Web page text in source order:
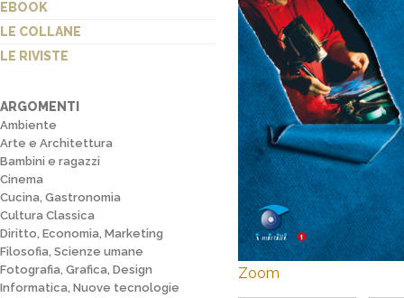
EBOOK
LE COLLANE
LE RIVISTE
ARGOMENTI
Ambiente
Arte e Architettura
Bambini e ragazzi
Cinema
Cucina, Gastronomia
Cultura Classica
Diritto, Economia, Marketing
Filosofia, Scienze umane
Fotografia, Grafica, Design
Informatica, Nuove tecnologie
Zoom